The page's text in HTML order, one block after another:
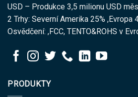
USD – Produkce 3,5 milionu USD
2 Trhy: Severní Amerika 25% ,Evropa
Osvědčení: ,FCC, TENTO&ROHS v
PRODUKTY